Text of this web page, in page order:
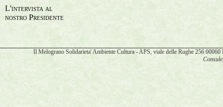
L'intervista al
nostro Presidente
Il Melograno Solidarieta' Ambiente Cultura - APS, viale delle Rughe 256